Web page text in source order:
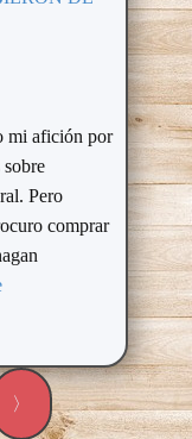
mi afición por
Pero
comprar
〉